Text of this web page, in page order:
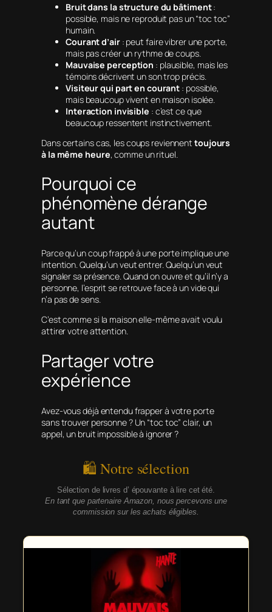
Bruit dans la structure du bâtiment:
possible, mais ne reproduit pas un “toc toc”
humain.
Courant d’air: peut faire vibrer une porte,
mais pas créer un rythme de coups.
Mauvaise perception : plausible, mais les
témoins décrivent un son trop précis.
Visiteur qui part en courant : possible,
mais beaucoup vivent en maison isolée.
Interaction invisible : c’est ce que
beaucoup ressentent instinctivement.
Dans certains cas, les coups reviennent toujours
à la même heure, comme un rituel.
Pourquoi ce
phénomène dérange
autant
Parce qu’un coup frappé à une porte implique une
intention. Quelqu’un veut entrer. Quelqu’un veut
signaler sa présence. Quand on ouvre et qu’il n’y a
personne, l’esprit se retrouve face à un vide qui
n’a pas de sens.
C’est comme si la maison elle‑même avait voulu
attirer votre attention.
Partager votre
expérience
Avez-vous déjà entendu frapper à votre porte
sans trouver personne ? Un “toc toc” clair, un
appel, un bruit impossible à ignorer ?
🛍 Notre sélection
Sélection de livres d’ épouvante à lire cet été.
En tant que partenaire Amazon, nous percevons une
commission sur les achats éligibles.